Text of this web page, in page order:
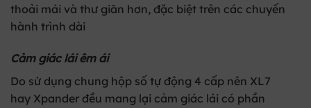
thoải mái và thư giãn hơn, đặc biệt trên các chuyến
hành trình dài
Cảm giác lái êm ái
Do sử dụng chung hộp số tự động 4 cấp nên XL7
hay Xpander đều mang lại cảm giác lái có phần